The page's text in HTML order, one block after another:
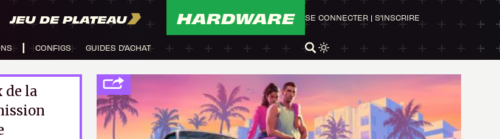
JEU DE PLATEAU HARDWARE
CONFIGS GUIDES D'ACHAT
SE CONNECTER | S'INSCRIRE
de la